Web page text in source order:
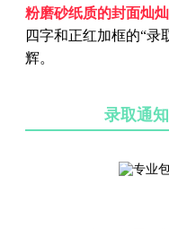
粉磨砂纸质的封面灿
四字和正红加框的“录
辉。
录取通